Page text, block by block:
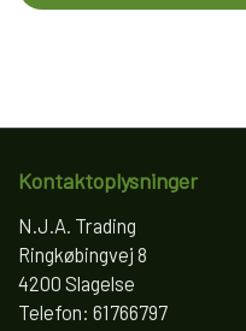
Kontaktoplysninger
N.J.A. Trading
Ringkøbingvej 8
4200 Slagelse
Telefon: 61766797